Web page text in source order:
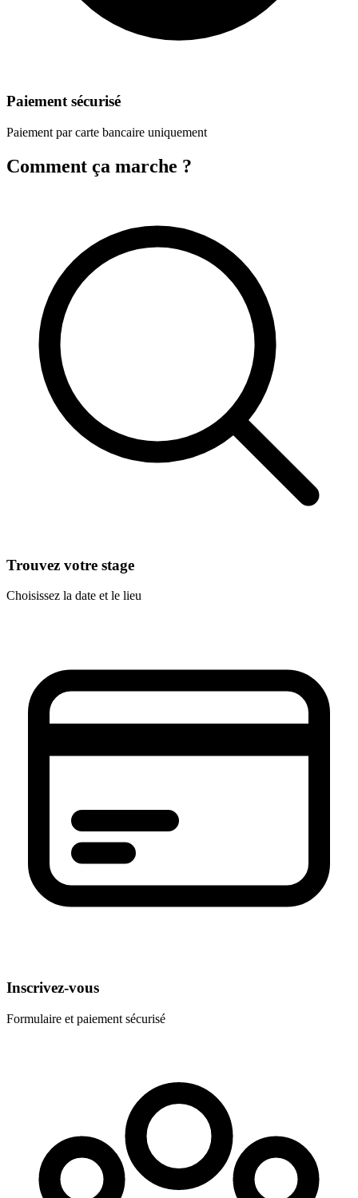
Paiement sécurisé
Paiement par carte bancaire uniquement
Comment ça marche ?
Trouvez votre stage
Choisissez la date et le lieu
Inscrivez-vous
Formulaire et paiement sécurisé